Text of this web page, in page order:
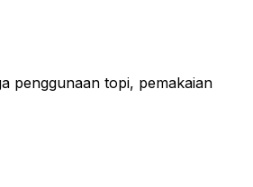
penggunaan topi, pemakaian